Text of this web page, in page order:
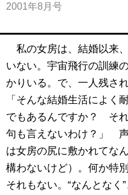
2001年8月号
私の女房は、結婚以来
いない。宇宙飛行の訓練
かりいる。で、一人残さ
「そんな結婚生活によく
でもあるんですか？ そ
句も言えないわけ？」
は女房の尻に敷かれてな
構わないけど）。何か特
それもない。“なんとなく